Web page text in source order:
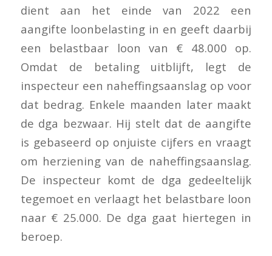
dient aan het einde van 2022 een
aangifte loonbelasting in en geeft daarbij
een belastbaar loon van € 48.000 op.
Omdat de betaling uitblijft, legt de
inspecteur een naheffingsaanslag op voor
dat bedrag. Enkele maanden later maakt
de dga bezwaar. Hij stelt dat de aangifte
is gebaseerd op onjuiste cijfers en vraagt
om herziening van de naheffingsaanslag.
De inspecteur komt de dga gedeeltelijk
tegemoet en verlaagt het belastbare loon
naar € 25.000. De dga gaat hiertegen in
beroep.